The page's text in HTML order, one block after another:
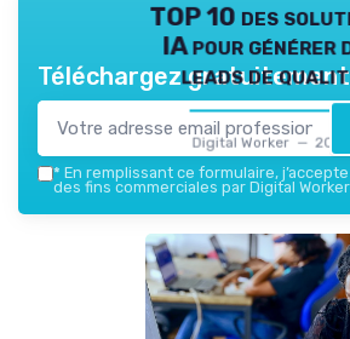
TOP 10 des
IA pour générer
leads de
Digital Worker — 2026
Téléchargez
* En remplissant ce formulaire,
des fins commerciales par Digital